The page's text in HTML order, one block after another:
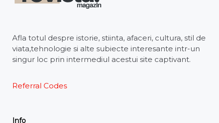
Afla totul despre istorie, stiinta, afaceri, cultura, stil de
viata,tehnologie si alte subiecte interesante intr-un
singur loc prin intermediul acestui site captivant.
Referral Codes
Info